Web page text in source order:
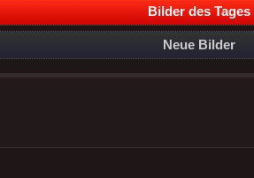
Bilder des Tages
Neue Bilder